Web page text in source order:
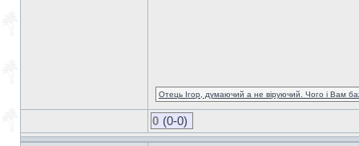
Отець Ігор, думаючий а не віруючий. Чого і Вам
0 (0-0)